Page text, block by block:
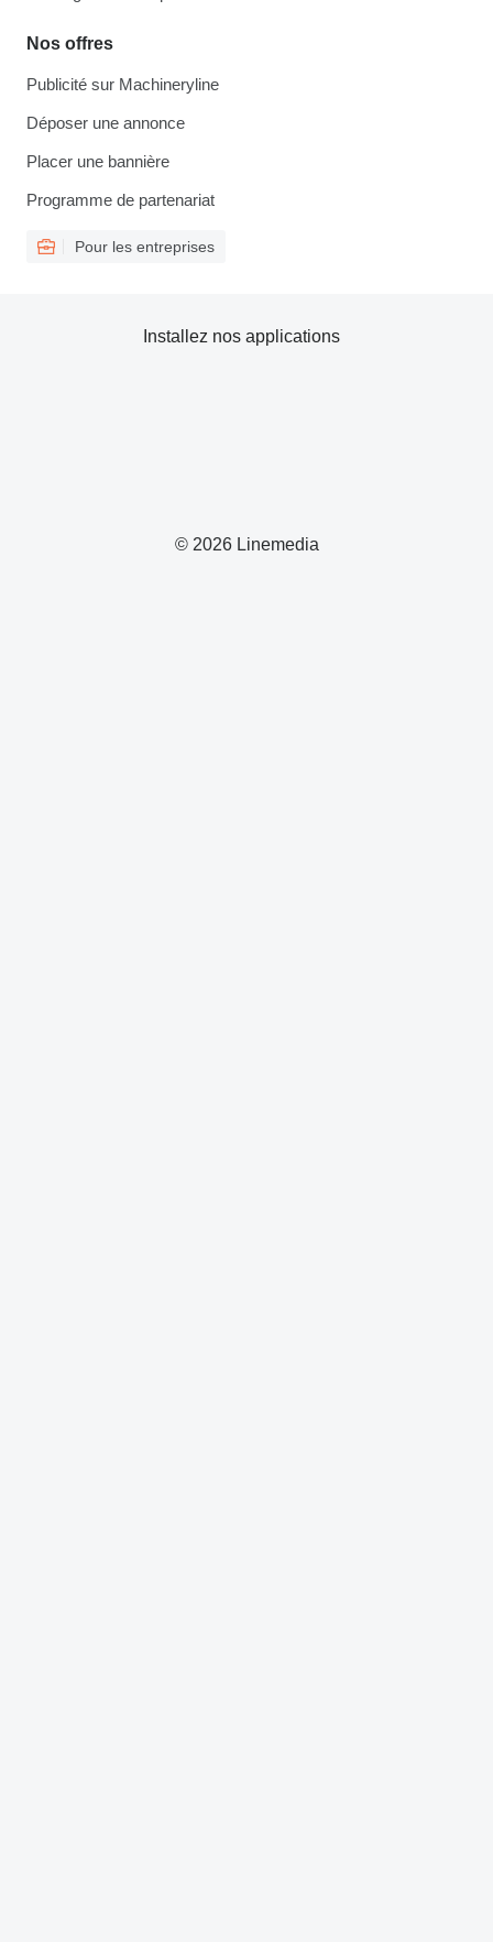
Nos offres
Publicité sur Machineryline
Déposer une annonce
Placer une bannière
Programme de partenariat
Pour les entreprises
© 2026 Linemedia
Installez nos applications